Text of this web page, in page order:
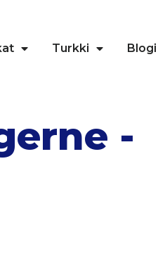
Turkki Blogi
-